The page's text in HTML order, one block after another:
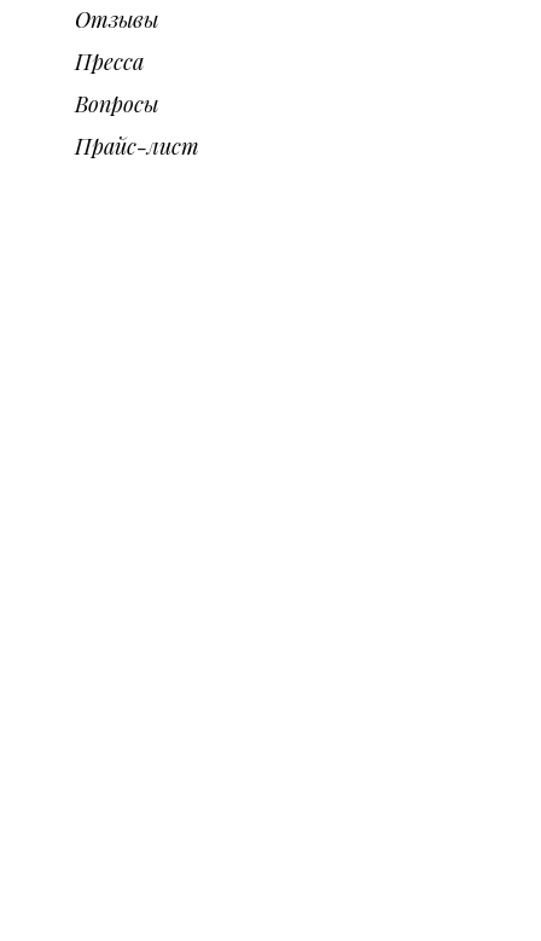
Отзывы
Пресса
Вопросы
Прайс-лист